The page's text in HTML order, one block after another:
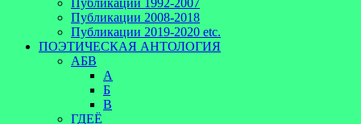
Публикации 1992-2007
Публикации 2008-2018
Публикации 2019-2020 etc.
ПОЭТИЧЕСКАЯ АНТОЛОГИЯ
АБВ
А
Б
В
ГДЕЁ